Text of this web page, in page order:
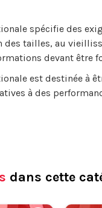
spécifie des
des tailles, au
devant être
est destinée à
à des
dans cette